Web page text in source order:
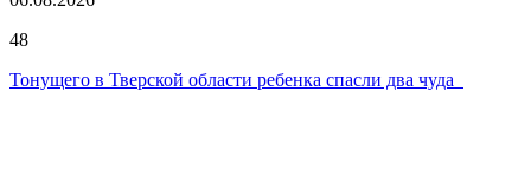
48
Тонущего в Тверской области ребенка спасли два чуда